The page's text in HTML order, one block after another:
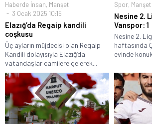
Haberde İnsan, Manşet
3 Ocak 2025 10:15
Elazığ’da Regaip kandili
coşkusu
Üç ayların müjdecisi olan Regaip
Kandili dolayısıyla Elazığ‘da
vatandaşlar camilere gelerek...
Spor, Manşet
Nesine 2.
Vanspor: 1
Nesine 2. Lig
haftasında
evinde